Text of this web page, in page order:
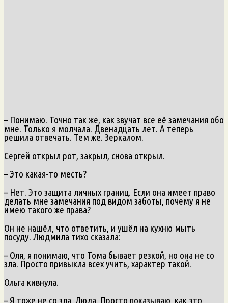
– Понимаю. Точно так же, как звучат все её замечания обо
мне. Только я молчала. Двенадцать лет. А теперь
решила отвечать. Тем же. Зеркалом.
Сергей открыл рот, закрыл, снова открыл.
– Это какая-то месть?
– Нет. Это защита личных границ. Если она имеет право
делать мне замечания под видом заботы, почему я не
имею такого же права?
Он не нашёл, что ответить, и ушёл на кухню мыть
посуду. Людмила тихо сказала:
– Оля, я понимаю, что Тома бывает резкой, но она не со
зла. Просто привыкла всех учить, характер такой.
Ольга кивнула.
– Я тоже не со зла, Люда. Просто показываю, как это